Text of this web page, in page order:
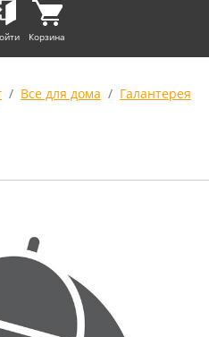
Корзина
Все для дома
Галантерея